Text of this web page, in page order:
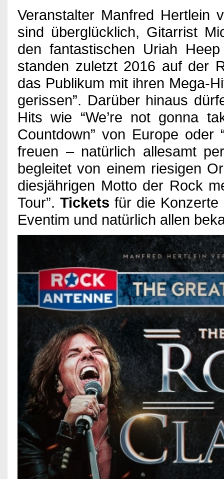
Impressum
Veranstalter Manfred Hertlein
sind überglücklich, Gitarrist
den fantastischen Uriah
standen zuletzt 2016 auf der
das Publikum mit ihren Mega-
gerissen”. Darüber hinaus
Hits wie “We’re not gonna
Countdown” von Europe oder
freuen – natürlich allesamt
begleitet von einem riesigen
diesjährigen Motto der Rock
Tour”. Tickets für die Konzerte
Eventim und natürlich allen